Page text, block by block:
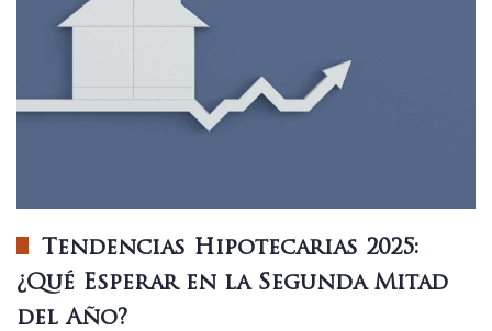
Tendencias Hipotecarias 2025:
¿Qué Esperar en la Segunda Mitad
del Año?